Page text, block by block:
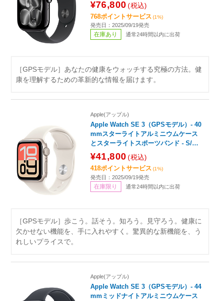
¥76,800 (税込)
768ポイントサービス (1%)
発売日：2025/09/19発売
在庫あり 通常24時間以内に出荷
［GPSモデル］あなたの健康をウォッチする究極の方法。健
康を理解するための革新的な情報を届けます。
Apple(アップル)
Apple Watch SE 3（GPSモデル）- 40
mmスターライトアルミニウムケース
とスターライトスポーツバンド - S/M
MEH34J/A
¥41,800 (税込)
418ポイントサービス (1%)
発売日：2025/09/19発売
在庫限り 通常24時間以内に出荷
［GPSモデル］歩こう。話そう。知ろう。見守ろう。健康に
欠かせない機能を、手に入れやすく。驚異的な新機能を、う
れしいプライスで。
Apple(アップル)
Apple Watch SE 3（GPSモデル）- 44
mmミッドナイトアルミニウムケース